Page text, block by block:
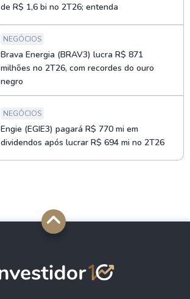
de R$ 1,6 bi no 2T26; entenda
NEGÓCIOS
Brava Energia (BRAV3) lucra R$ 871
milhões no 2T26, com recordes do ouro
negro
NEGÓCIOS
Engie (EGIE3) pagará R$ 770 mi em
dividendos após lucrar R$ 694 mi no 2T26